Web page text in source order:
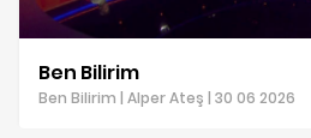
Ben Bilirim
Ben Bilirim | Alper Ateş | 30 06 2026